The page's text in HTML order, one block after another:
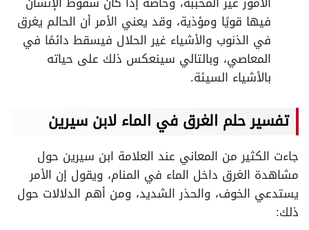
فيها قويًا ومؤذية، وقد يعني الأمر أن الحالم يغرق
في الذنوب والأشياء غير الحلال فيسقط دائمًا في
المعاصي، وبالتالي سينعكس ذلك على حياته
بالأشياء السيئة.
تفسير حلم الغرق في الماء لابن سيرين
جاءت الكثير من المعاني عند العلامة ابن سيرين حول
مشاهدة الغرق داخل الماء في المنام، ويقول إن الأمر
يستدعي الخوف، والحذر الشديد، ومن أهم الدلالات حول
ذلك: